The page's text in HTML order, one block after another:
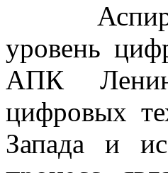
уровень
АПК
цифровых
Запада и